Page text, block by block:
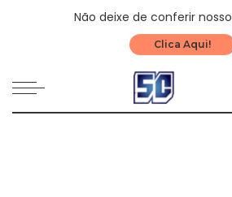
Não deixe de conferir nosso
Clica Aqui!